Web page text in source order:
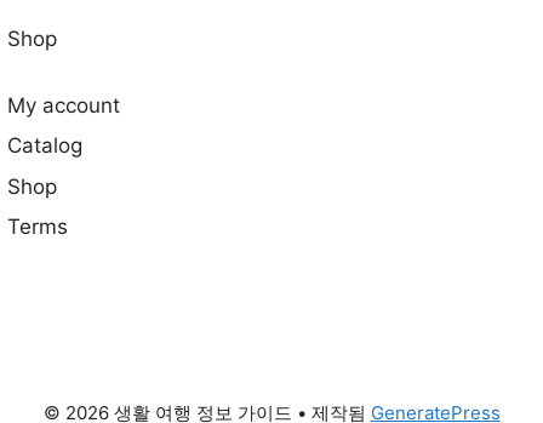
Shop
My account
Catalog
Shop
Terms
© 2026 생활 여행 정보 가이드 • 제작됨 GeneratePress